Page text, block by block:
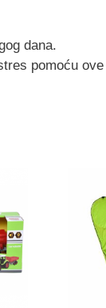
dana.
pomoću